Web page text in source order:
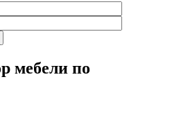
мебели по